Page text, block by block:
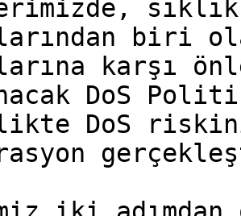
biri
karşı
DoS
DoS